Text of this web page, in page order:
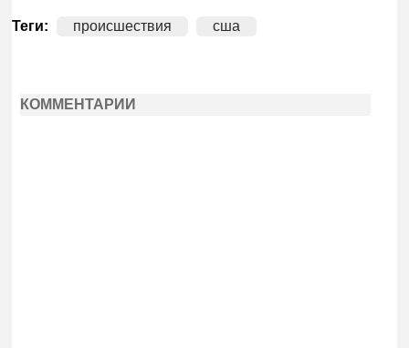
Теги: происшествия сша
КОММЕНТАРИИ